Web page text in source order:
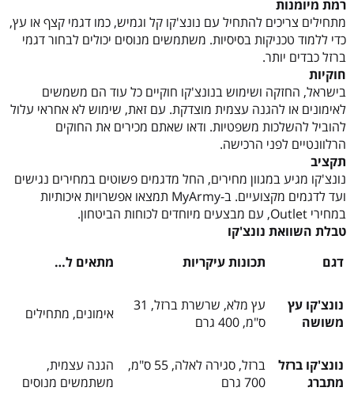
רמת מיומנות
מתחילים צריכים להתחיל עם נונצ'קו קל וגמיש, כמו דגמי קצף או עץ,
כדי ללמוד טכניקות בסיסיות. משתמשים מנוסים יכולים לבחור דגמי
ברזל כבדים יותר.
חוקיות
בישראל, החזקה ושימוש בנונצ'קו חוקיים כל עוד הם משמשים
לאימונים או להגנה עצמית מוצדקת. עם זאת, שימוש לא אחראי עלול
להוביל להשלכות משפטיות. ודאו שאתם מכירים את החוקים
הרלוונטיים לפני הרכישה.
תקציב
נונצ'קו מגיע במגוון מחירים, החל מדגמים פשוטים במחירים נגישים
ועד לדגמים מקצועיים. ב-MyArmy תמצאו אפשרויות איכותיות
במחירי Outlet, עם מבצעים מיוחדים לכוחות הביטחון.
טבלת השוואת נונצ'קו
דגם
תכונות עיקריות מתאים ל…
נונצ'קו עץ
משושה
עץ מלא, שרשרת ברזל, 31
ס"מ, 400 גרם
אימונים, מתחילים
נונצ'קו ברזל
מתברג
ברזל, סגירה לאלה, 55 ס"מ,
700 גרם
הגנה עצמית,
משתמשים מנוסים